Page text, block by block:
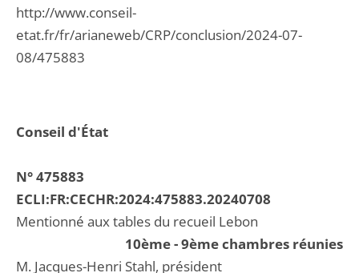
Conseil d'État
N° 475883
ECLI:FR:CECHR:2024:475883.20240708
Mentionné aux tables du recueil Lebon
10ème - 9ème chambres réunies
M. Jacques-Henri Stahl, président
http://www.conseil-
etat.fr/fr/arianeweb/CRP/conclusion/2024-07-
08/475883